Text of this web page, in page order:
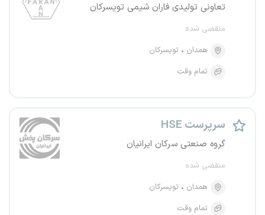
تعاونی تولیدی فاران شیمی تویسرکان
منقضی شده
همدان
تویسرکان
تمام وقت
سرپرست HSE
گروه صنعتی سرکان ایرانیان
منقضی شده
همدان
تویسرکان
تمام وقت